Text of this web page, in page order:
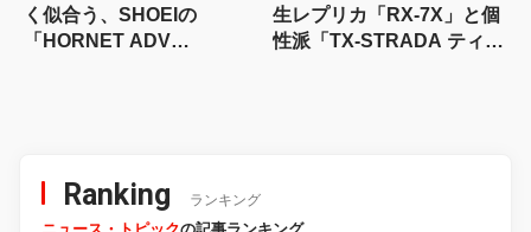
く似合う、SHOEIの
「HORNET ADV
生レプリカ「RX-7X」と個
性派「TX-STRADA ティラ
Ranking ランキング